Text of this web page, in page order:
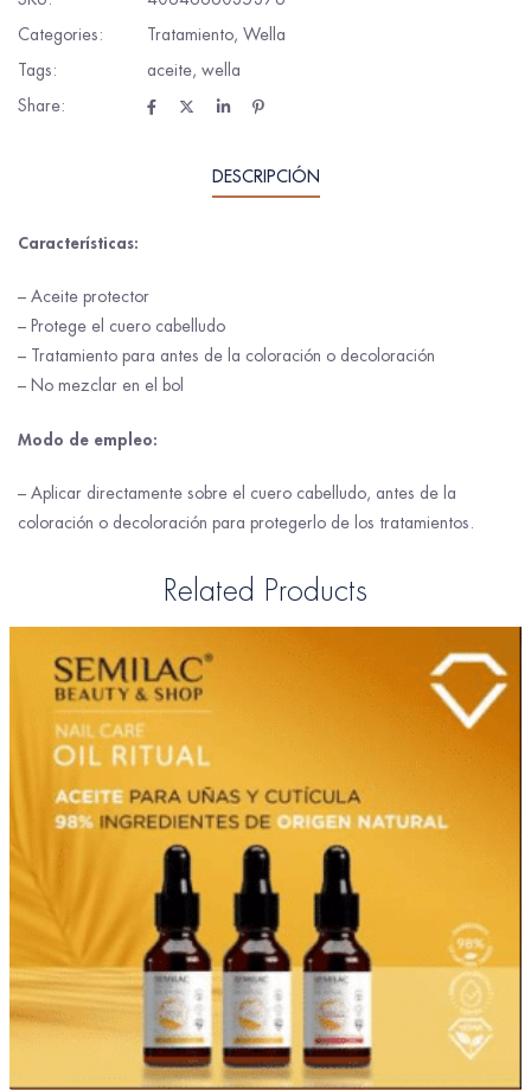
Categories:
Tratamiento, Wella
Tags:
aceite, wella
Share:
DESCRIPCIÓN
Características:
– Aceite protector
– Protege el cuero cabelludo
– Tratamiento para antes de la coloración o decoloración
– No mezclar en el bol
Modo de empleo:
– Aplicar directamente sobre el cuero cabelludo, antes de la
coloración o decoloración para protegerlo de los tratamientos.
Related Products